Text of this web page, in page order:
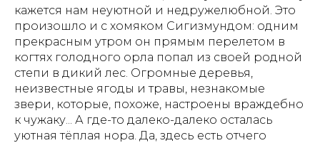
кажется нам неуютной и недружелюбной. Это
произошло и с хомяком Сигизмундом: одним
прекрасным утром он прямым перелетом в
когтях голодного орла попал из своей родной
степи в дикий лес. Огромные деревья,
неизвестные ягоды и травы, незнакомые
звери, которые, похоже, настроены враждебно
к чужаку... А где-то далеко-далеко осталась
уютная тёплая нора. Да, здесь есть отчего